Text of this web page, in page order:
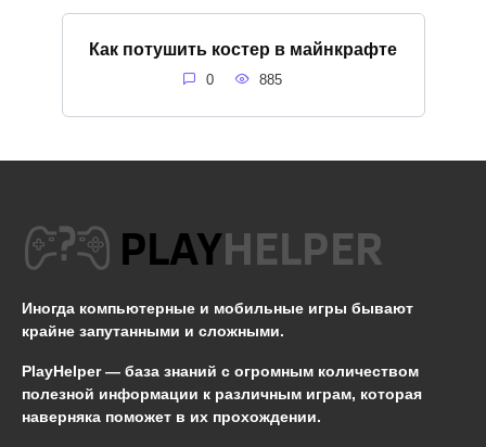
Как потушить костер в майнкрафте
0 885
Иногда компьютерные и мобильные игры бывают
крайне запутанными и сложными.
PlayHelper — база знаний с огромным количеством
полезной информации к различным играм, которая
наверняка поможет в их прохождении.